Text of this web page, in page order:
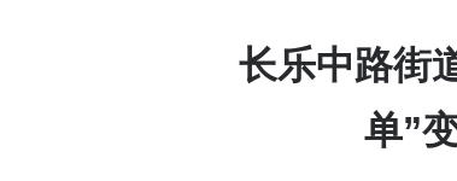
长乐中路街
单”